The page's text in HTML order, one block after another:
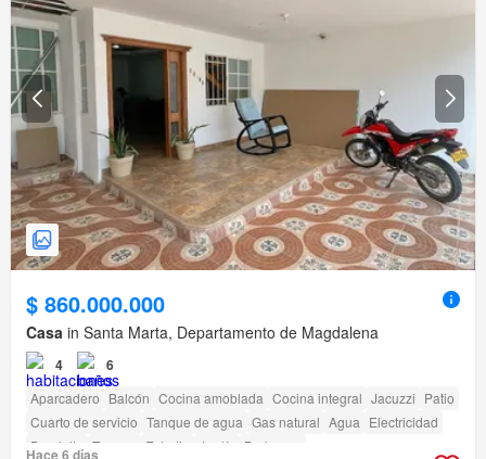
$ 860.000.000
Casa in Santa Marta, Departamento de Magdalena
4 6
Aparcadero Balcón Cocina amoblada Cocina integral Jacuzzi Patio
Cuarto de servicio Tanque de agua Gas natural Agua Electricidad
Depósito Terraza Estudio Jardín Barbecue
Hace 6 días